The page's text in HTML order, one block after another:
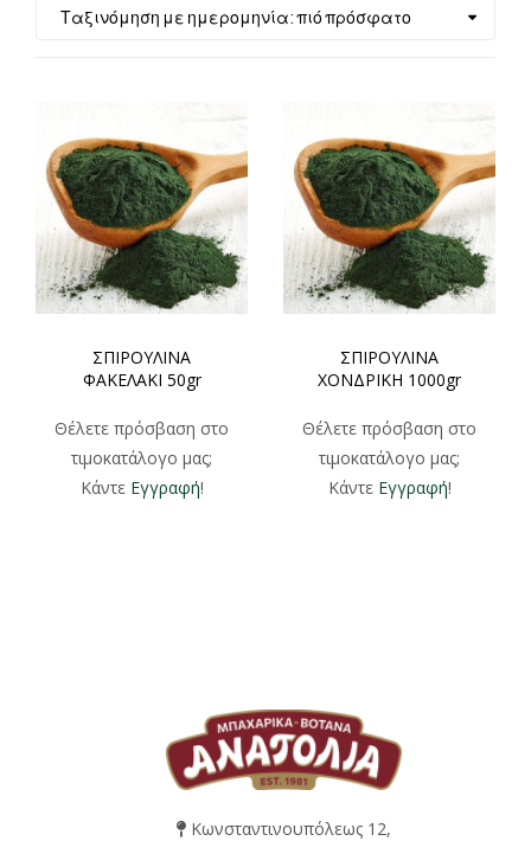
ΣΠΙΡΟΥΛΙΝΑ
ΦΑΚΕΛΑΚΙ 50gr
Θέλετε πρόσβαση στο
τιμοκατάλογο μας;
Κάντε Εγγραφή!
ΣΠΙΡΟΥΛΙΝΑ
ΧΟΝΔΡΙΚΗ 1000gr
Θέλετε πρόσβαση στο
τιμοκατάλογο μας;
Κάντε Εγγραφή!
Κωνσταντινουπόλεως 12,